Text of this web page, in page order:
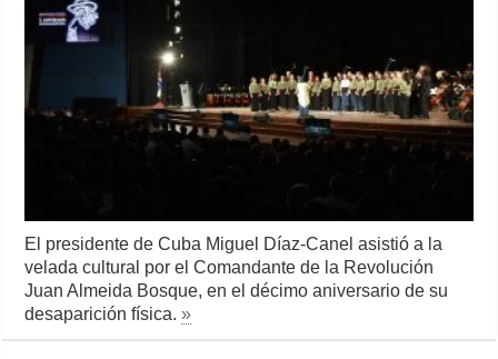
El presidente de Cuba Miguel Díaz-Canel asistió a la
velada cultural por el Comandante de la Revolución
Juan Almeida Bosque, en el décimo aniversario de su
desaparición física.»